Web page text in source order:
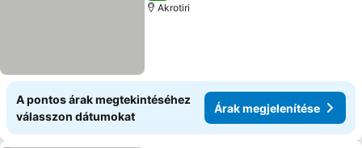
Akrotiri
A pontos árak megtekintéséhez
válasszon dátumokat
Árak megjelenítése